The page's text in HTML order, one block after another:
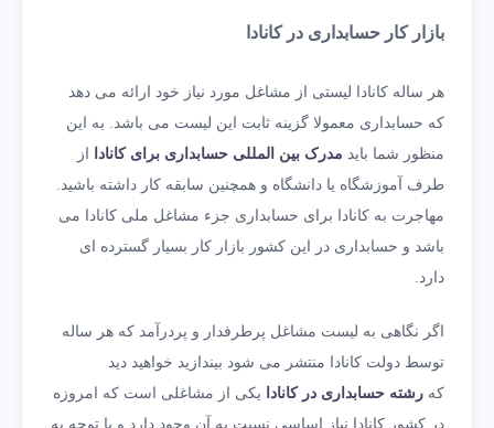
بازار کار حسابداری در کانادا
هر ساله کانادا لیستی از مشاغل مورد نیاز خود ارائه می‌ دهد
که حسابداری معمولا گزینه ثابت این لیست می‌ باشد. به این
منظور شما باید مدرک بین المللی حسابداری برای کانادا
از
طرف آموزشگاه یا دانشگاه و همچنین سابقه کار داشته باشید.
مهاجرت به کانادا برای حسابداری جزء مشاغل ملی کانادا می‌
باشد و حسابداری در این کشور بازار کار بسیار گسترده ای
دارد.
اگر نگاهی به لیست مشاغل پرطرفدار و پردرآمد که هر ساله
توسط دولت کانادا منتشر می شود بیندازید خواهید دید
که رشته حسابداری در کانادا یکی از مشاغلی است که امروزه
در کشور کانادا نیاز اساسی نسبت به آن وجود دارد و با توجه به